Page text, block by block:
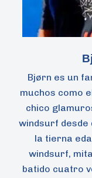
Bjørn es un
muchos como
chico
windsurf
la tierna
windsurf,
batido cuatro